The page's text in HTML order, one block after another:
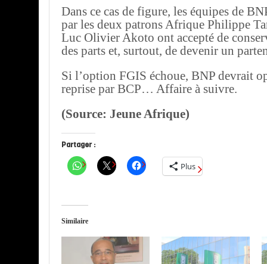
Dans ce cas de figure, les équipes de
par les deux patrons Afrique Philippe
Luc Olivier Akoto ont accepté de
des parts et, surtout, de devenir un
Si l’option FGIS échoue, BNP devrait
reprise par BCP… Affaire à suivre.
(Source: Jeune Afrique)
Partager :
Plus
Similaire